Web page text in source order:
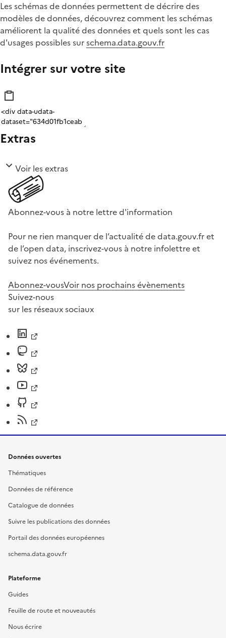
Les schémas de données permettent de décrire des
modèles de données, découvrez comment les schémas
améliorent la qualité des données et quels sont les cas
d'usages possibles surschema.data.gouv.fr
Intégrer sur votre site
Extras
Voir les extras
Abonnez-vous à notre lettre d'information
Pour ne rien manquer de l’actualité de data.gouv.fr et
de l’open data, inscrivez-vous à notre infolettre et
suivez nos événements.
Abonnez-vousVoir nos prochains évènements
Suivez-nous
sur les réseaux sociaux
Données ouvertes
Thématiques
Données de référence
Catalogue de données
Suivre les publications des données
Portail des données européennes
schema.data.gouv.fr
Plateforme
Guides
Feuille de route et nouveautés
Nous écrire